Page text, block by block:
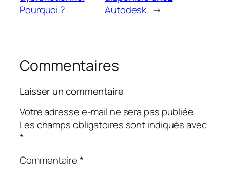
Pourquoi ?
Autodesk →
Commentaires
Laisser un commentaire
Votre adresse e-mail ne sera pas publiée.
Les champs obligatoires sont indiqués avec
*
Commentaire*